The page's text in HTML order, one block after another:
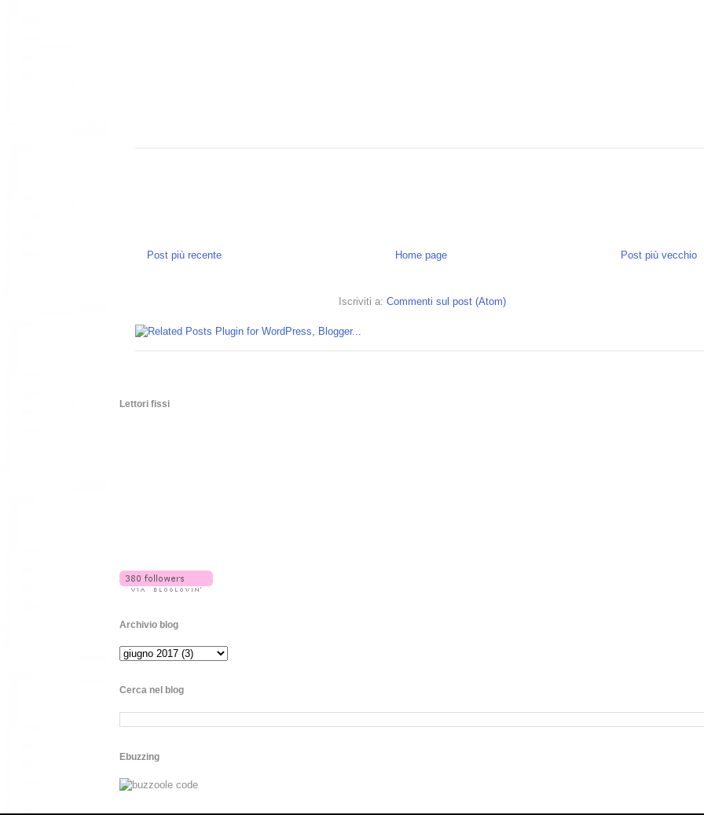
Post più recente Post più vecchio
Home page
Iscriviti a: Commenti sul post (Atom)
Lettori fissi
Archivio blog
Cerca nel blog
Ebuzzing